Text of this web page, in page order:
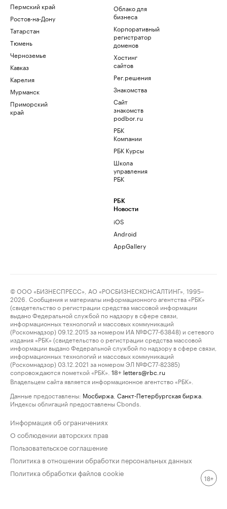
Пермский край
Ростов-на-Дону
Татарстан
Тюмень
Черноземье
Кавказ
Карелия
Мурманск
Приморский
край
Облако для
бизнеса
Корпоративный
регистратор
доменов
Хостинг
сайтов
Рег.решения
Знакомства
Сайт
знакомств
podbor.ru
РБК
Компании
РБК Курсы
Школа
управления
РБК
РБК
Новости
iOS
Android
AppGallery
© ООО «БИЗНЕСПРЕСС», АО «РОСБИЗНЕСКОНСАЛТИНГ», 1995–
2026. Сообщения и материалы информационного агентства «РБК»
(свидетельство о регистрации средства массовой информации
выдано Федеральной службой по надзору в сфере связи,
информационных технологий и массовых коммуникаций
(Роскомнадзор) 09.12.2015 за номером ИА №ФС77-63848) и сетевого
издания «РБК» (свидетельство о регистрации средства массовой
информации выдано Федеральной службой по надзору в сфере связи,
информационных технологий и массовых коммуникаций
(Роскомнадзор) 03.12.2021 за номером ЭЛ №ФС77-82385)
сопровождаются пометкой «РБК».
18+ letters@rbc.ru
Владельцем сайта является информационное агентство «РБК».
Данные предоставлены: Мосбиржа Санкт-Петербургская биржа
Индексы облигаций предоставлены Cbonds.
Информация об ограничениях
О соблюдении авторских прав
Пользовательское соглашение
Политика в отношении обработки персональных данных
Политика обработки файлов cookie
18+